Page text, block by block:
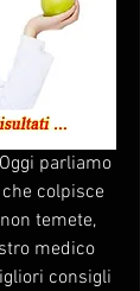
parliamo
colpisce
temete,
medico
consigli